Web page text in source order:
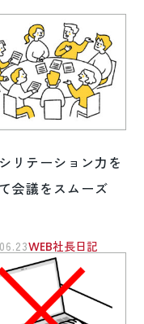
リテーション力を
会議をスムーズ
WEB社長日記